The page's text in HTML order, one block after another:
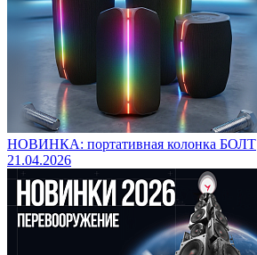
НОВИНКА: портативная колонка БОЛТ
21.04.2026